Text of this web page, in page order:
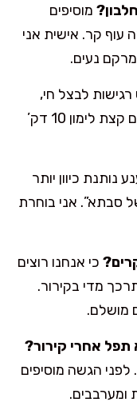
מוסיפים
עוף קר. אישית אני
נעים.
לבצל חי,
אפשר להשרות את הבצל במים עם קצת לימון 10 דק’
נותנת כיוון יותר
סבתא”. אני בוחרת
כי אנחנו רוצים
מדי בקירור.
מושלם.
תפל אחרי קירור?
הגשה מוסיפים
ומערבבים.